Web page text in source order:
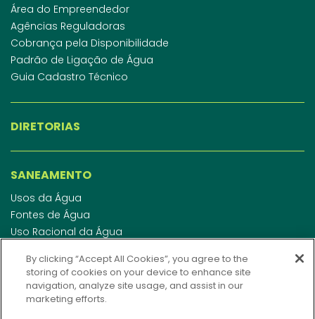
Área do Empreendedor
Agências Reguladoras
Cobrança pela Disponibilidade
Padrão de Ligação de Água
Guia Cadastro Técnico
DIRETORIAS
SANEAMENTO
Usos da Água
Fontes de Água
Uso Racional da Água
Esgotamento Sanitário
Regulamento de Água e Esgoto
Indicadores de qualidade da água
By clicking “Accept All Cookies”, you agree to the
storing of cookies on your device to enhance site
navigation, analyze site usage, and assist in our
marketing efforts.